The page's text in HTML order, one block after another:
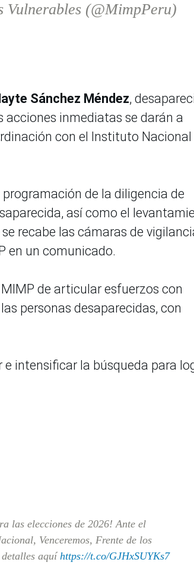
(@MimpPeru)
Sánchez Méndez,
acciones inmediatas se darán a
con el Instituto Nacional
de la diligencia de
así como el
recabe las cámaras de
en un comunicado.
de articular esfuerzos con
personas desaparecidas, con
intensificar la búsqueda para
las elecciones de 2026! Ante el
Venceremos, Frente de los
aquí https://t.co/GJHxSUYKs7